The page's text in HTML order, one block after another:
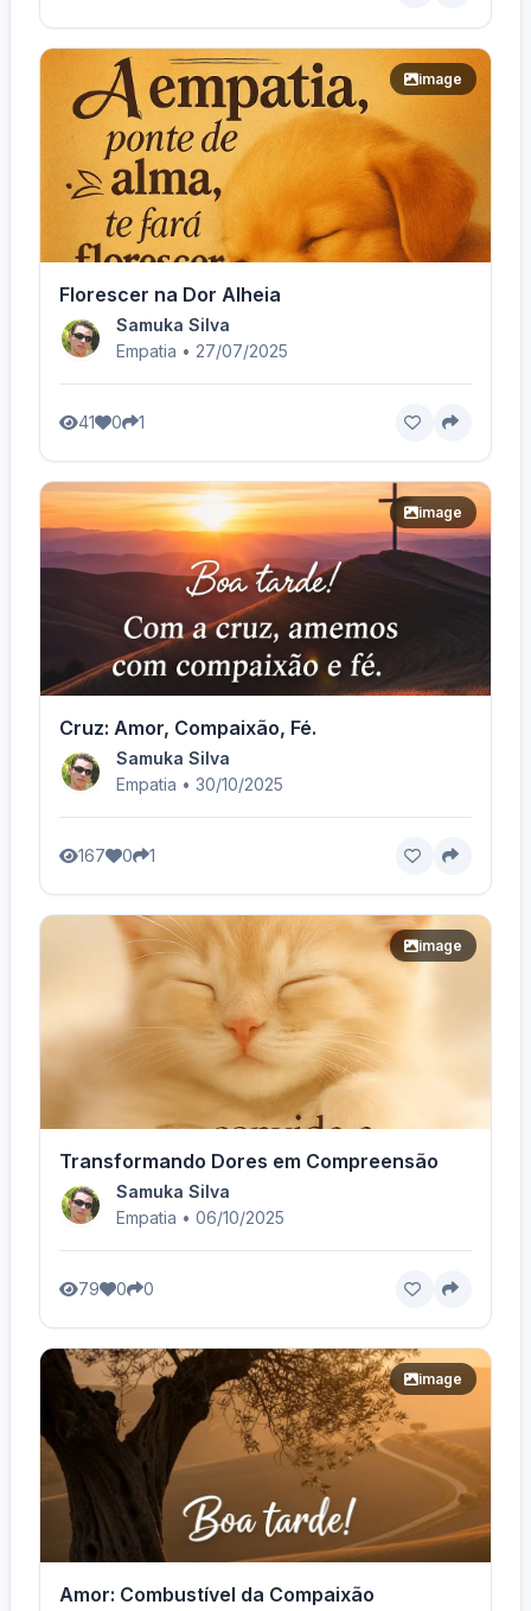
image
Florescer na Dor Alheia
Samuka Silva
Empatia • 27/07/2025
41 0 1
image
Cruz: Amor, Compaixão, Fé.
Samuka Silva
Empatia • 30/10/2025
167 0 1
image
Transformando Dores em Compreensão
Samuka Silva
Empatia • 06/10/2025
79 0 0
image
Amor: Combustível da Compaixão